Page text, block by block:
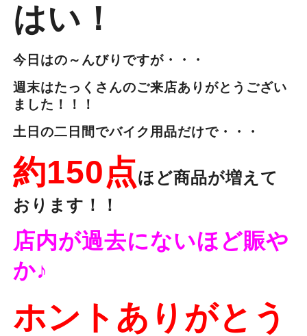
はい！
今日はの～んびりですが・・・
週末はたっくさんのご来店ありがとうござい
ました！！！
土日の二日間でバイク用品だけで・・・
約150点ほど商品が増えて
おります！！
店内が過去にないほど賑や
か♪
ホントありがとう